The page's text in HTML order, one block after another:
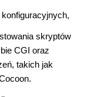
skryptów
CGI oraz
takich jak